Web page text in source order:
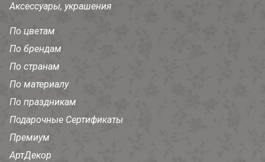
Аксессуары, украшения
По цветам
По брендам
По странам
По материалу
По праздникам
Подарочные Сертификаты
Премиум
АртДекор